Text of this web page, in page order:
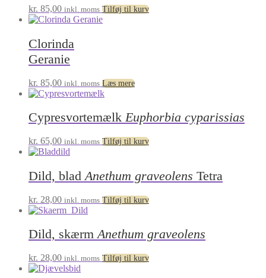
kr. 85,00 inkl. moms Tilføj til kurv
Clorinda
Geranie
kr. 85,00 inkl. moms Læs mere
CypresvortemælkEuphorbia cyparissias
kr. 65,00 inkl. moms Tilføj til kurv
Dild, blad Anethum graveolens Tetra
kr. 28,00 inkl. moms Tilføj til kurv
Dild, skærmAnethum graveolens
kr. 28,00 inkl. moms Tilføj til kurv